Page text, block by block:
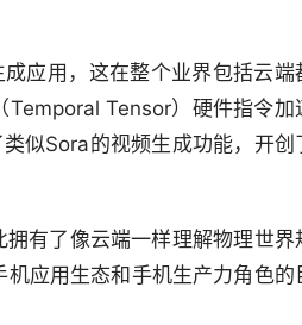
应用，这在整个业界包括云端
Tensor）硬件指令加
似Sora的视频生成功能，开创
有了像云端一样理解物理世界
应用生态和手机生产力角色的